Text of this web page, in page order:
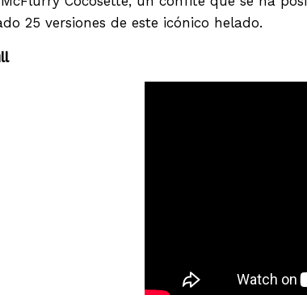
25 versiones de este icónico helado.